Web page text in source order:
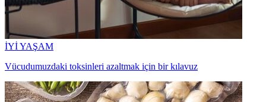
İYİ YAŞAM
Vücudumuzdaki toksinleri azaltmak için bir kılavuz